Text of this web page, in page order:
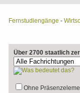
Fernstudiengänge -
Über 2700 staatlich
Ohne